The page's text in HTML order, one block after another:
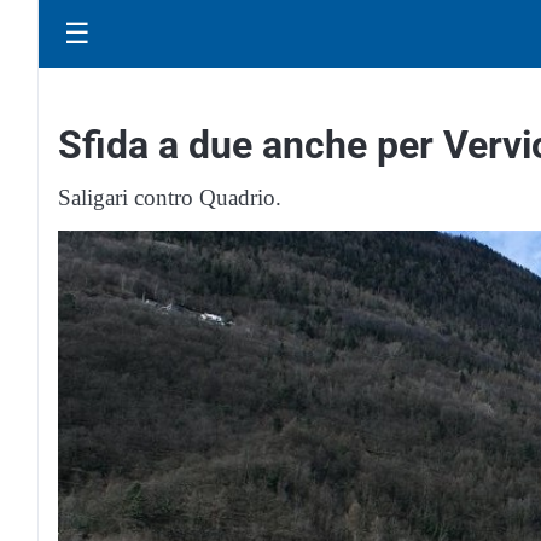
☰
Sfida a due anche per
Saligari contro Quadrio.